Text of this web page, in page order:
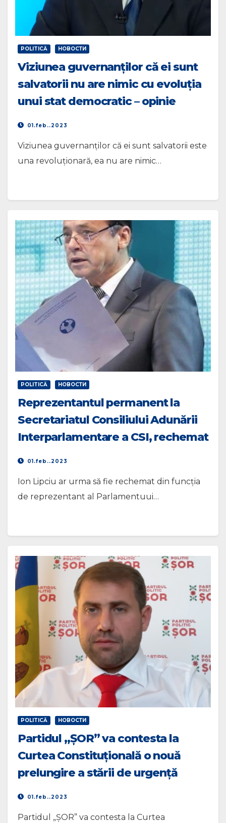
POLITICĂ НОВОСТИ
Viziunea guvernanților că ei sunt
salvatorii nu are nimic cu evoluția
unui stat democratic – opinie
01.feb..2023
Viziunea guvernanților că ei sunt salvatorii este
una revoluționară, ea nu are nimic…
POLITICĂ НОВОСТИ
Reprezentantul permanent la
Secretariatul Consiliului Adunării
Interparlamentare a CSI, rechemat
01.feb..2023
Ion Lipciu ar urma să fie rechemat din funcția
de reprezentant al Parlamentuui…
POLITICĂ НОВОСТИ
Partidul „ȘOR” va contesta la
Curtea Constituțională o nouă
prelungire a stării de urgență
01.feb..2023
Partidul „ȘOR” va contesta la Curtea